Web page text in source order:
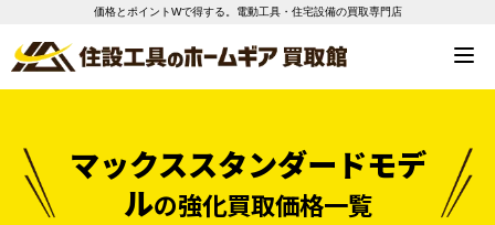
価格とポイントWで得する。電動工具・住宅設備の買取専門店
マックススタンダードモデ
ルの強化買取価格一覧